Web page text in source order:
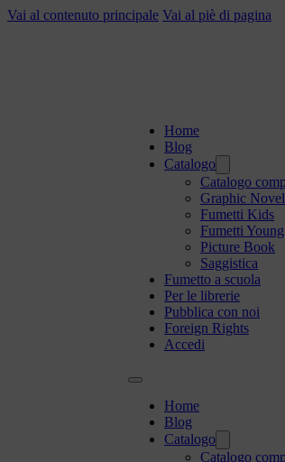
Vai al contenuto principale Vai al piè di pagina
Home
Blog
Catalogo
Catalogo
Graphic Novel
Fumetti Kids
Fumetti
Picture Book
Saggistica
Fumetto a scuola
Per le librerie
Pubblica con noi
Foreign Rights
Accedi
Home
Blog
Catalogo
Catalogo